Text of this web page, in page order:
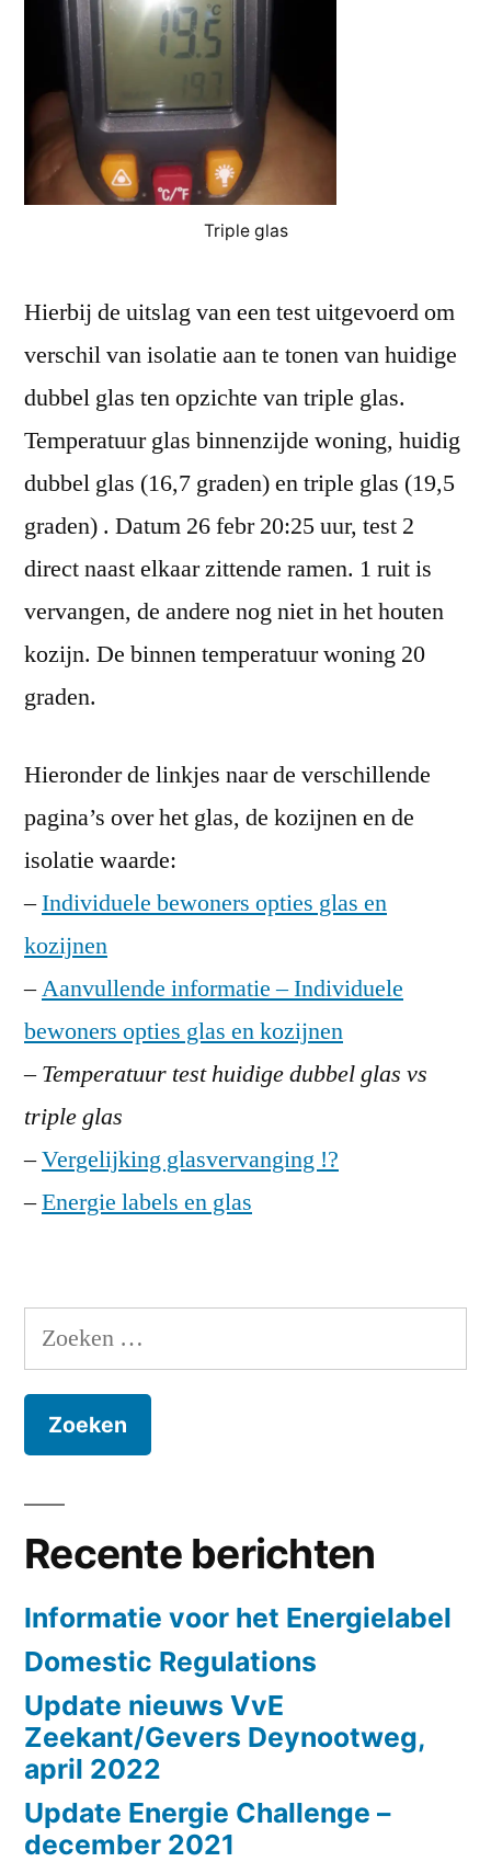
Triple glas
Hierbij de uitslag van een test uitgevoerd om
verschil van isolatie aan te tonen van huidige
dubbel glas ten opzichte van triple glas.
Temperatuur glas binnenzijde woning, huidig
dubbel glas (16,7 graden) en triple glas (19,5
graden) . Datum 26 febr 20:25 uur, test 2
direct naast elkaar zittende ramen. 1 ruit is
vervangen, de andere nog niet in het houten
kozijn. De binnen temperatuur woning 20
graden.
Hieronder de linkjes naar de verschillende
pagina’s over het glas, de kozijnen en de
isolatie waarde:
–Individuele bewoners opties glas en
kozijnen
–Aanvullende informatie – Individuele
bewoners opties glas en kozijnen
–Temperatuur test huidige dubbel glas vs
triple glas
–Vergelijking glasvervanging !?
–Energie labels en glas
Zoeken
naar:
Recente berichten
Informatie voor het Energielabel
Domestic Regulations
Update nieuws VvE
Zeekant/Gevers Deynootweg,
april 2022
Update Energie Challenge –
december 2021